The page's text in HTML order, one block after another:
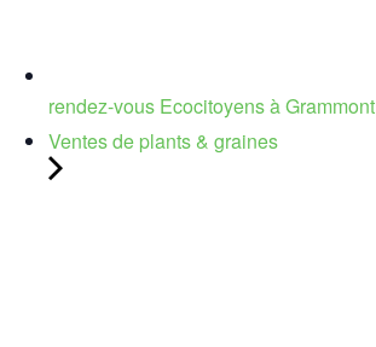
rendez-vous Ecocitoyens à Grammont
Ventes de plants & graines